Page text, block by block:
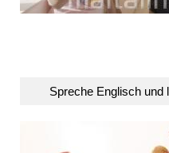
Spreche Englisch und